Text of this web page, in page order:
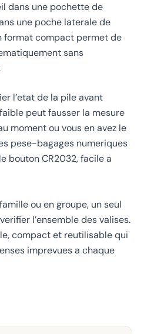
dans une pochette de
une poche laterale de
format compact permet de
sans
l’etat de la pile avant
peut fausser la mesure
moment ou vous en avez le
pese-bagages numeriques
bouton CR2032, facile a
ou en groupe, un seul
l’ensemble des valises.
compact et reutilisable qui
imprevues a chaque